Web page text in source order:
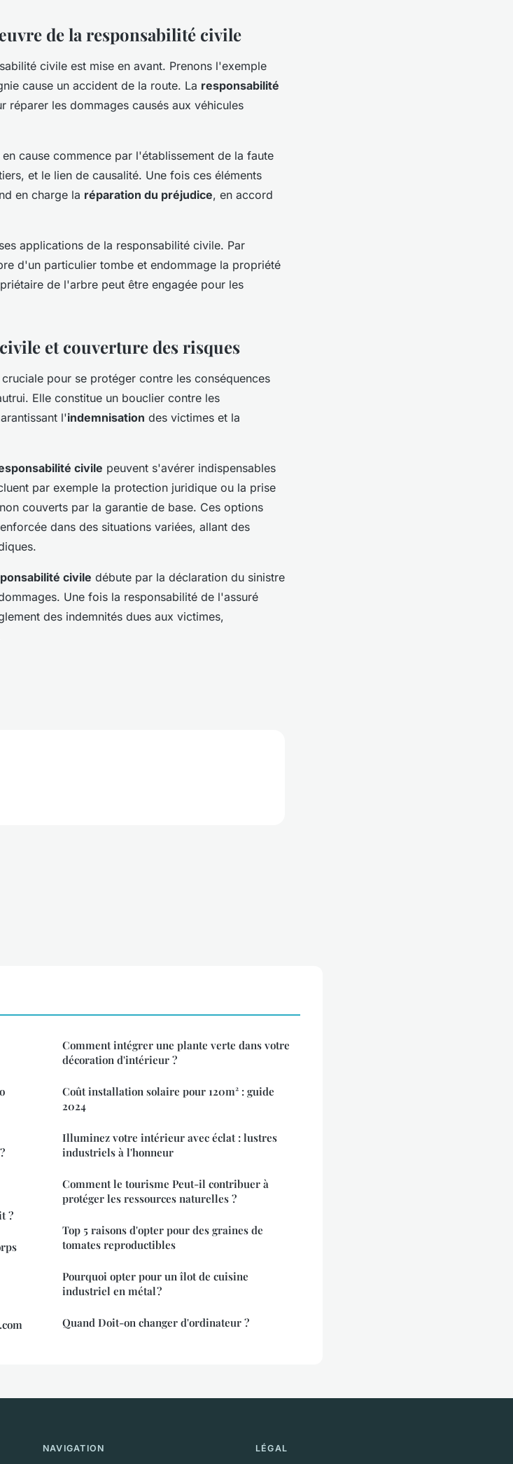
de la responsabilité civile
civile est mise en avant. Prenons l'exemple
cause un accident de la route. La responsabilité
réparer les dommages causés aux véhicules
cause commence par l'établissement de la faute
et le lien de causalité. Une fois ces éléments
en charge la réparation du préjudice, en accord
applications de la responsabilité civile. Par
d'un particulier tombe et endommage la propriété
de l'arbre peut être engagée pour les
et couverture des risques
pour se protéger contre les conséquences
Elle constitue un bouclier contre les
l'indemnisation des victimes et la
civile peuvent s'avérer indispensables
par exemple la protection juridique ou la prise
couverts par la garantie de base. Ces options
dans des situations variées, allant des
civile débute par la déclaration du sinistre
Une fois la responsabilité de l'assuré
des indemnités dues aux victimes,
?
Comment intégrer une plante verte dans votre
décoration d'intérieur ?
Coût installation solaire pour 120m² : guide
2024
Illuminez votre intérieur avec éclat : lustres
industriels à l'honneur
Comment le tourisme Peut-il contribuer à
protéger les ressources naturelles ?
Top 5 raisons d'opter pour des graines de
tomates reproductibles
Pourquoi opter pour un îlot de cuisine
industriel en métal ?
Quand Doit-on changer d'ordinateur ?
NAVIGATION LÉGAL